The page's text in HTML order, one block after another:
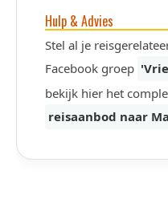
Hulp & Advies
Stel al je
Facebook groep
bekijk hier het
reisaanbod naar